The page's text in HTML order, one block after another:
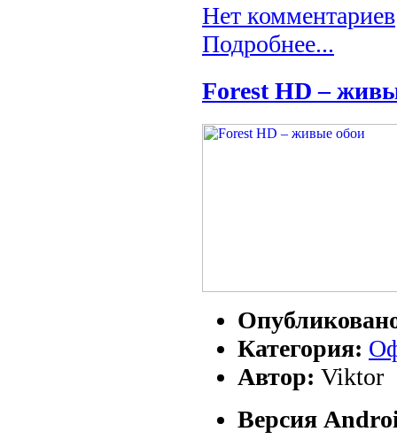
Нет комментариев
Подробнее...
Forest HD –
Категория:
Автор: Viktor
Версия